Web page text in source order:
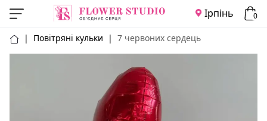
Ірпінь 0
| Повітряні кульки | 7 червоних сердець